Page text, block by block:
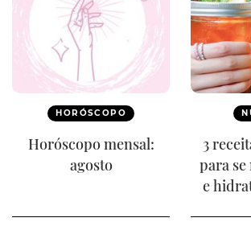
HORÓSCOPO
Horóscopo mensal:
agosto
3
para
e